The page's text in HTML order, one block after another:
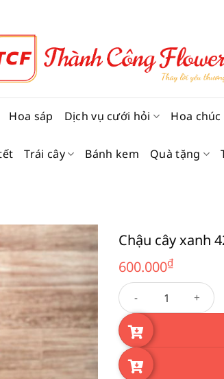
Hoa sáp Dịch vụ cưới hỏi Hoa
Trái cây Bánh kem Quà tặng
Chậu cây xanh
600.000₫
Chậu cây xanh 42 số